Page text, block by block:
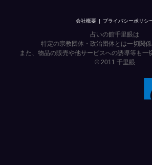
会社概要 プライバシーポリシ
占いの館千里眼は
特定の宗教団体・政治団体とは一切関係
また、物品の販売や他サービスへの誘導等も一
© 2011 千里眼